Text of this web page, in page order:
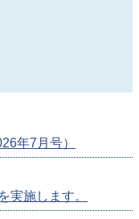
年7月号）
実施します。